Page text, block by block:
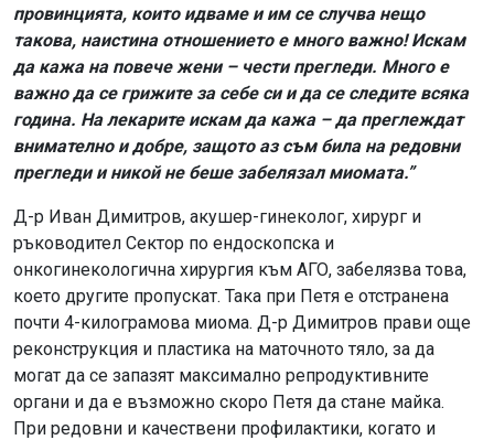
провинцията, които идваме и им се случва нещо
такова, наистина отношението е много важно! Искам
да кажа на повече жени – чести прегледи. Много е
важно да се грижите за себе си и да се следите всяка
година. На лекарите искам да кажа – да преглеждат
внимателно и добре, защото аз съм била на редовни
прегледи и никой не беше забелязал миомата.”
Д-р Иван Димитров, акушер-гинеколог, хирург и
ръководител Сектор по ендоскопска и
онкогинекологична хирургия към АГО, забелязва това,
което другите пропускат. Така при Петя е отстранена
почти 4-килограмова миома. Д-р Димитров прави още
реконструкция и пластика на маточното тяло, за да
могат да се запазят максимално репродуктивните
органи и да е възможно скоро Петя да стане майка.
При редовни и качествени профилактики, когато и